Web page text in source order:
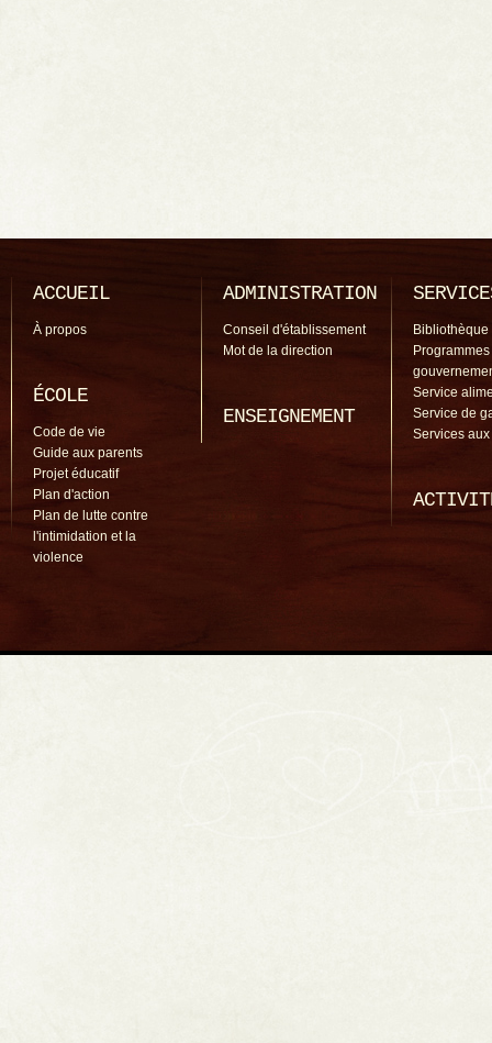
ACCUEIL
À propos
ÉCOLE
Code de vie
Guide aux parents
Projet éducatif
Plan d'action
Plan de lutte contre
l'intimidation et la
violence
ADMINISTRATION
Conseil d'établissement
Mot de la direction
ENSEIGNEMENT
Bibliothèque
Programmes
Service
Service de
Services